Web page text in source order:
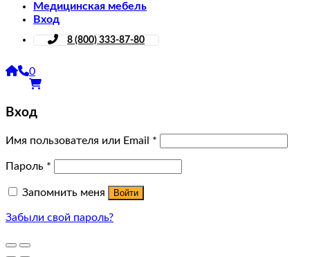
Медицинская мебель
Вход
8 (800) 333-87-80
0
Вход
Имя пользователя или Email *
Пароль *
Запомнить меня Войти
Забыли свой пароль?